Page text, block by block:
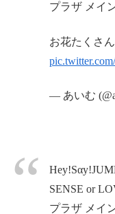
プラザ メイ
お花たくさ
— あいむ
SENSE or
プラザ メイ